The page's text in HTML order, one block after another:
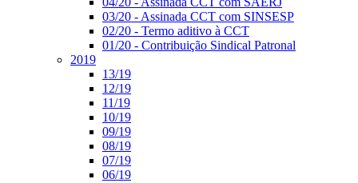
03/20 - Assinada CCT com SINSESP
02/20 - Termo aditivo à CCT
01/20 - Contribuição Sindical Patronal
2019
13/19
12/19
11/19
10/19
09/19
08/19
07/19
06/19